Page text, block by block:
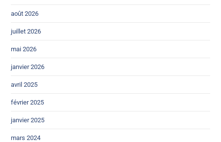
août 2026
juillet 2026
mai 2026
janvier 2026
avril 2025
février 2025
janvier 2025
mars 2024